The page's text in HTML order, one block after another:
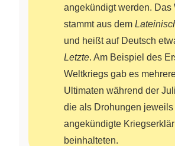
angekündigt werden. Das
stammt aus dem
und heißt auf Deutsch
Letzte. Am Beispiel des
Weltkriegs gab es
Ultimaten während der
die als Drohungen
angekündigte
beinhalteten.